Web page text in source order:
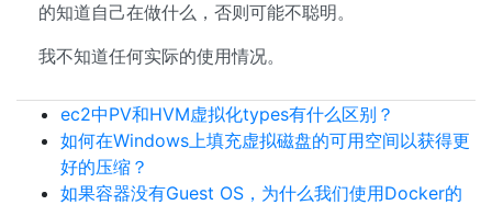
的知道自己在做什么，否则可能不聪明。
我不知道任何实际的使用情况。
ec2中PV和HVM虚拟化types有什么区别？
如何在Windows上填充虚拟磁盘的可用空间以获得更
好的压缩？
如果容器没有Guest OS，为什么我们使用Docker的